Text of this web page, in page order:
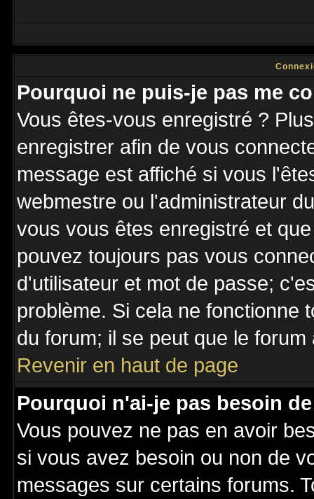
Pourquoi ne puis-je pas me
Vous êtes-vous enregistré ?
enregistrer afin de vous
message est affiché si vous
webmestre ou l'administrateur
vous vous êtes enregistré et
pouvez toujours pas vous
d'utilisateur et mot de passe;
problème. Si cela ne fonctionne
du forum; il se peut que le
Revenir en haut de page
Pourquoi n'ai-je pas besoin
Vous pouvez ne pas en avoir
si vous avez besoin ou non de
messages sur certains forums.